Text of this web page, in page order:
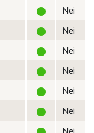
Nei
Nei
Nei
Nei
Nei
Nei
Nei